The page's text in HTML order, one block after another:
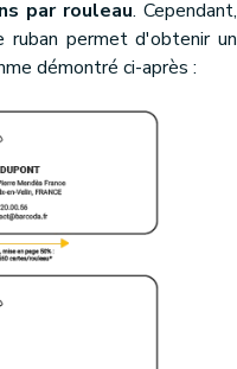
par rouleau. Cependant,
permet d'obtenir un
démontré ci-après :